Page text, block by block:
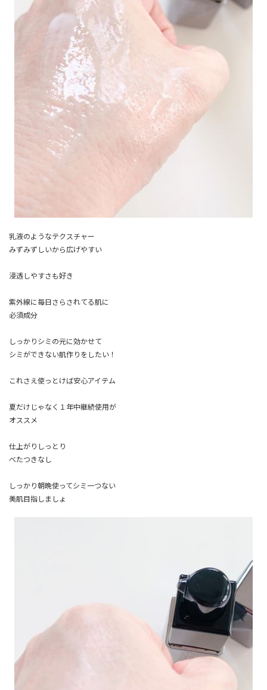
乳液のようなテクスチャー
みずみずしいから広げやすい
浸透しやすさも好き
紫外線に毎日さらされてる肌に
必須成分
しっかりシミの元に効かせて
シミができない肌作りをしたい！
これさえ使っとけば安心アイテム
夏だけじゃなく１年中継続使用が
オススメ
仕上がりしっとり
べたつきなし
しっかり朝晩使ってシミ一つない
美肌目指しましょ